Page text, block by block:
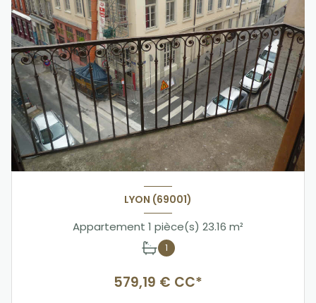
LYON (69001)
Appartement 1 pièce(s) 23.16 m²
1
579,19 € CC*